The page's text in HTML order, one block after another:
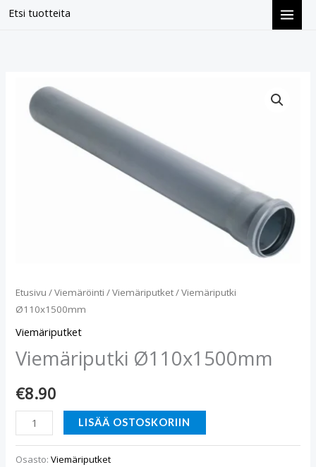
Etsi tuotteita
Siirry
Etusivu /Viemäröinti /Viemäriputket/ Viemäriputki
Ø110x1500mm
Viemäriputket
Viemäriputki Ø110x1500mm
€8.90
Viemäriputki
Ø110x1500mm
määrä
LISÄÄ OSTOSKORIIN
Osasto:Viemäriputket